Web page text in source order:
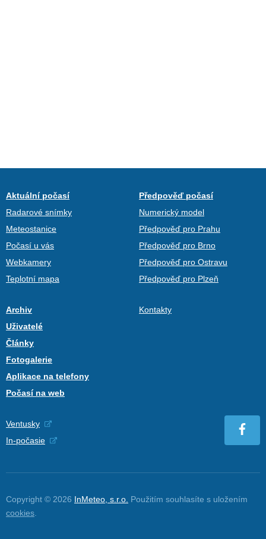
Aktuální počasí
Radarové snímky
Meteostanice
Počasí u vás
Webkamery
Teplotní mapa
Předpověď počasí
Numerický model
Předpověď pro Prahu
Předpověď pro Brno
Předpověď pro Ostravu
Předpověď pro Plzeň
Archiv
Uživatelé
Články
Fotogalerie
Aplikace na telefony
Počasí na web
Kontakty
Ventusky
In-počasie
Copyright © 2026 InMeteo, s.r.o. Použitím souhlasíte s uložením
cookies.